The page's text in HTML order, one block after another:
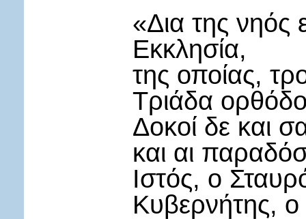
«Δια της νηός
Εκκλησία,
της οποίας,
Τριάδα
Δοκοί δε και
και αι
Ιστός, ο
Κυβερνήτης,